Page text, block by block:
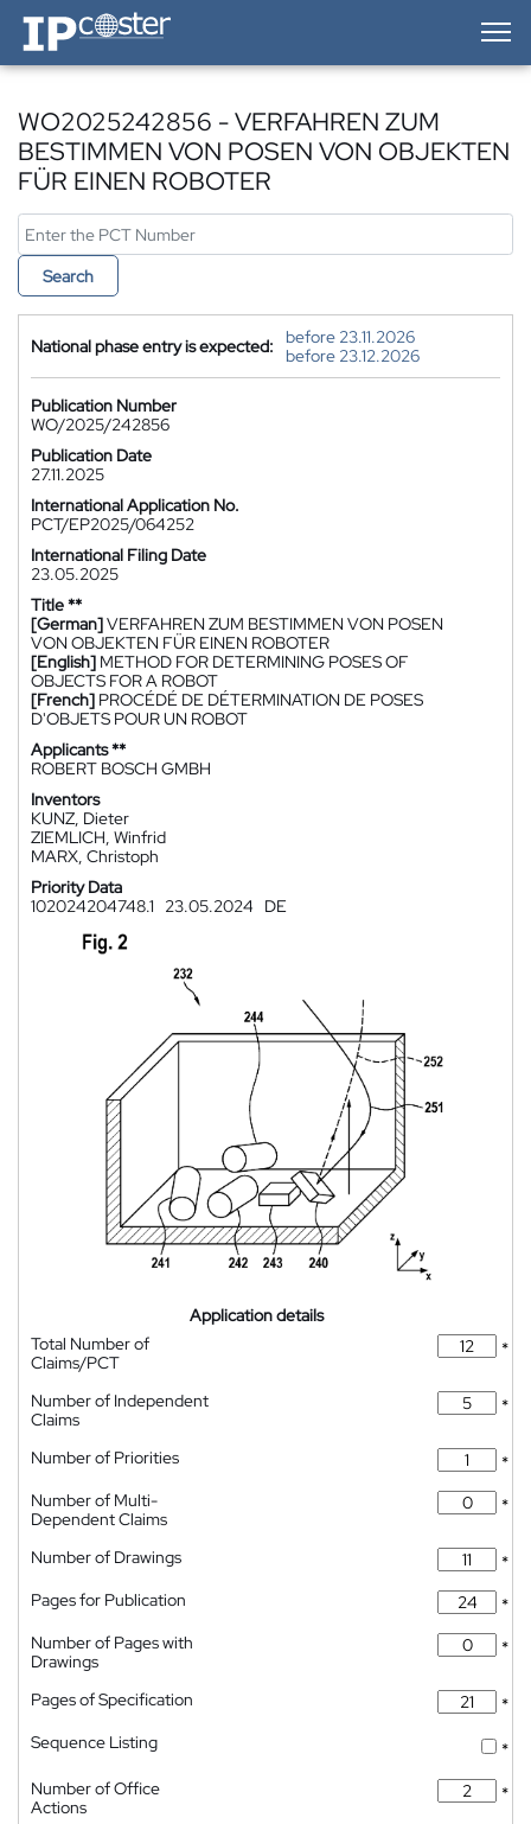
IP-Coster — Home
WO2025242856 - VERFAHREN ZUM
BESTIMMEN VON POSEN VON OBJEKTEN
FÜR EINEN ROBOTER
Search
National phase entry is expected:
before 23.11.2026
before 23.12.2026
Publication Number
WO/2025/242856
Publication Date
27.11.2025
International Application No.
PCT/EP2025/064252
International Filing Date
23.05.2025
Title **
[German]VERFAHREN ZUM BESTIMMEN VON POSEN
VON OBJEKTEN FÜR EINEN ROBOTER
[English] METHOD FOR DETERMINING POSES OF
OBJECTS FOR A ROBOT
[French] PROCÉDÉ DE DÉTERMINATION DE POSES
D'OBJETS POUR UN ROBOT
Applicants **
ROBERT BOSCH GMBH
Inventors
KUNZ, Dieter
ZIEMLICH, Winfrid
MARX, Christoph
Priority Data
102024204748.1
23.05.2024 DE
Application details
Total Number of
Claims/PCT
*
Number of Independent
Claims
*
Number of Priorities
*
Number of Multi-
Dependent Claims
*
Number of Drawings
*
Pages for Publication
*
Number of Pages with
Drawings
*
Pages of Specification
*
Sequence Listing
*
Number of Office
Actions
*